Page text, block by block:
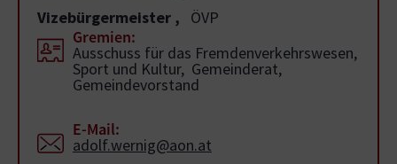
Vizebürgermeister ,
ÖVP
Gremien:
Ausschuss für das Fremdenverkehrswesen,
Sport und Kultur, Gemeinderat,
Gemeindevorstand
E-Mail:
adolf.wernig@aon.at